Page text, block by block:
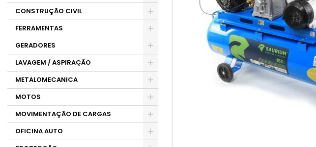
CONSTRUÇÃO CIVIL
FERRAMENTAS
GERADORES
LAVAGEM / ASPIRAÇÃO
METALOMECANICA
MOTOS
MOVIMENTAÇÃO DE CARGAS
OFICINA AUTO